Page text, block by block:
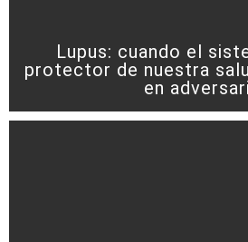
Lupus: cuando el
protector de nuestra
en